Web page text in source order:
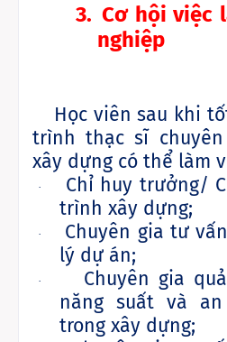
3. Cơ hội việc
nghiệp
Học viên sau khi
trình thạc sĩ
xây dựng có thể làm
·
Chỉ huy trưởng/
trình xây dựng;
·
Chuyên gia tư
lý dự án;
·
Chuyên gia
năng suất và
trong xây dựng;